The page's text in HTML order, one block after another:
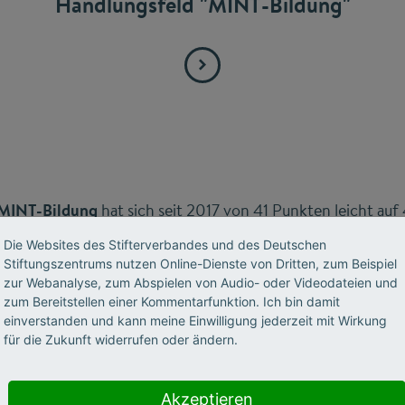
Bildung hat sich seit 2017 von 41 Punkten leicht
Jahr 2020 konnten nur 32 Punkte erreicht werden;
Pandemie beeinflusst. Rund die Hälfte aller
der internationale Austausch war pandemiebedingt
Zahlen der Studienanfängerinnen und -anfänger in
zum Vorjahr gesunken, liegen aber trotzdem
rund 91.000 für MIN und rund 89.000 für T.
die Covid-19-Pandemie zu erklären ist, waren die
Die Websites des Stifterverbandes und des Deutschen
Stiftungszentrums nutzen Online-Dienste von Dritten, zum Beispiel
zur Webanalyse, zum Abspielen von Audio- oder Videodateien und
zum Bereitstellen einer Kommentarfunktion. Ich bin damit
einverstanden und kann meine Einwilligung jederzeit mit Wirkung
für die Zukunft widerrufen oder ändern.
Akzeptieren